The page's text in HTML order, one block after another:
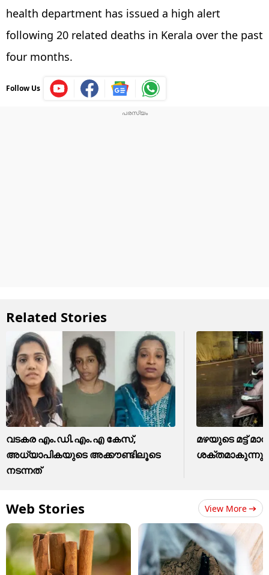
health department has issued a high alert
following 20 related deaths in Kerala over the past
four months.
Follow Us
Related Stories
വടകര എം.ഡി.എം.എ കേസ്,
അധ്യാപികയുടെ അക്കൗണ്ടിലൂടെ
നടന്നത്
മഴയുടെ മട്ട്
ശക്തമാകുന്നു;
Web Stories View More